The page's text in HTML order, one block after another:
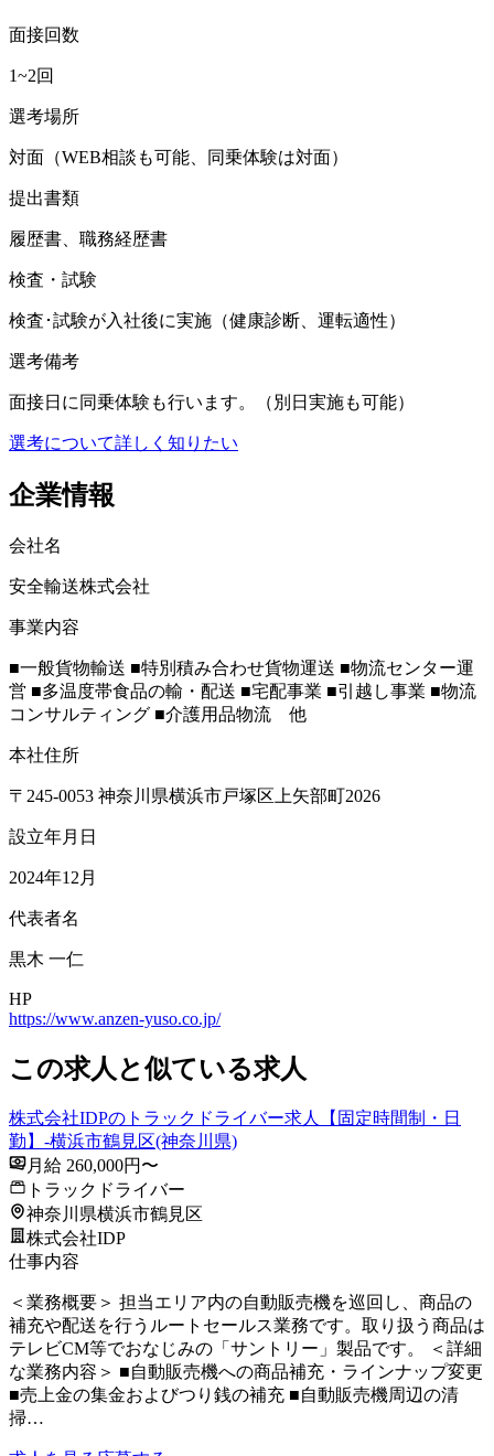
面接回数
1~2回
選考場所
対面（WEB相談も可能、同乗体験は対面）
提出書類
履歴書、職務経歴書
検査・試験
検査･試験が入社後に実施（健康診断、運転適性）
選考備考
面接日に同乗体験も行います。（別日実施も可能）
選考について詳しく知りたい
企業情報
会社名
安全輸送株式会社
事業内容
■一般貨物輸送 ■特別積み合わせ貨物運送 ■物流センター運
営 ■多温度帯食品の輸・配送 ■宅配事業 ■引越し事業 ■物流
コンサルティング ■介護用品物流 他
本社住所
〒245-0053 神奈川県横浜市戸塚区上矢部町2026
設立年月日
2024年12月
代表者名
黒木 一仁
HP
https://www.anzen-yuso.co.jp/
この求人と似ている求人
株式会社IDPのトラックドライバー求人【固定時間制・日
勤】-横浜市鶴見区(神奈川県)
月給 260,000円〜
トラックドライバー
神奈川県横浜市鶴見区
株式会社IDP
仕事内容
＜業務概要＞ 担当エリア内の自動販売機を巡回し、商品の
補充や配送を行うルートセールス業務です。取り扱う商品は
テレビCM等でおなじみの「サントリー」製品です。 ＜詳細
な業務内容＞ ■自動販売機への商品補充・ラインナップ変更
■売上金の集金およびつり銭の補充 ■自動販売機周辺の清
掃…